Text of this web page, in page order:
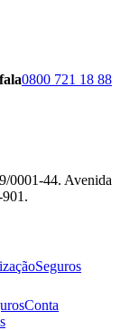
0800 721 18 88
0001‐44. Avenida
Seguros
Conta